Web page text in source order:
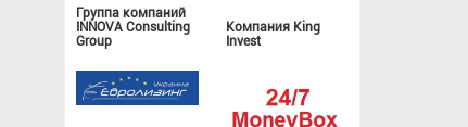
Группа компаний
INNOVA Consulting
Group
Компания King
Invest